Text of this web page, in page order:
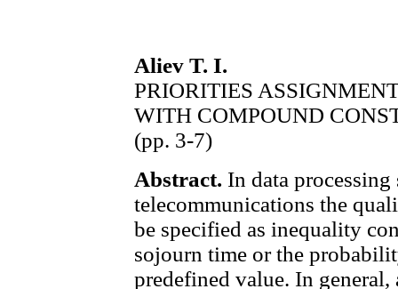
Aliev T. I.
PRIORITIES
WITH COMPOUND
(pp. 3-7)
Abstract. In data processing
telecommunications the
be specified as inequality
sojourn time or the
predefined value. In